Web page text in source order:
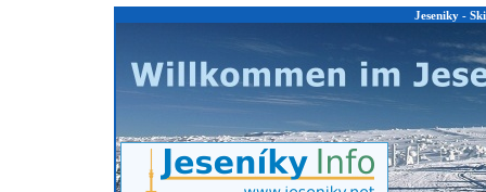
Jeseniky -